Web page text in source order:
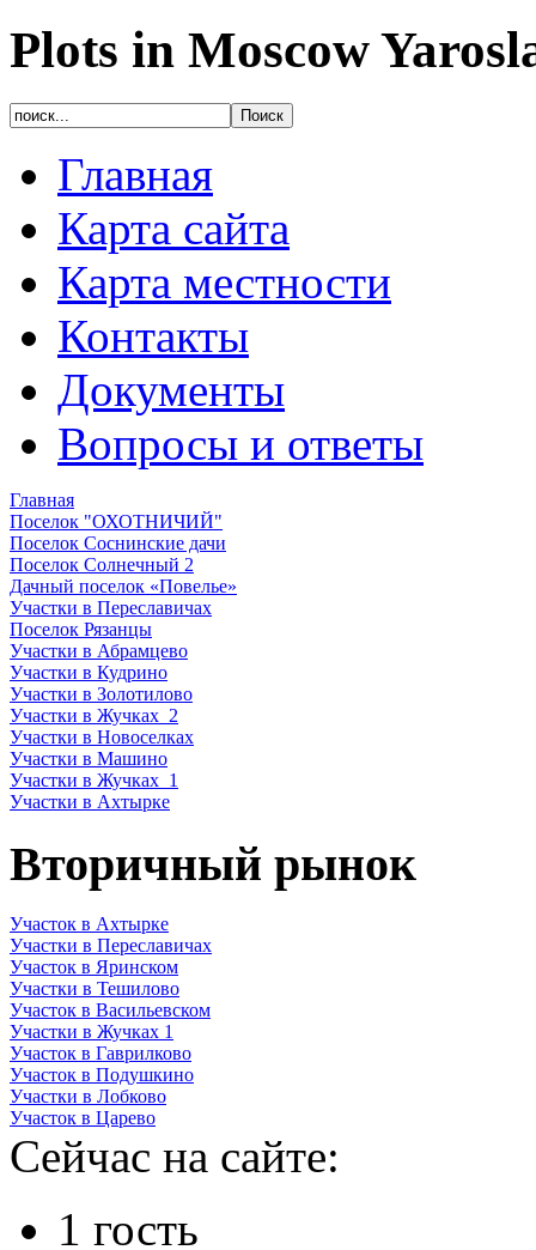
Plots in Moscow
Главная
Карта сайта
Карта местности
Контакты
Документы
Вопросы и ответы
Главная
Поселок "ОХОТНИЧИЙ"
Поселок Соснинские дачи
Поселок Солнечный 2
Дачный поселок «Повелье»
Участки в Переславичах
Поселок Рязанцы
Участки в Абрамцево
Участки в Кудрино
Участки в Золотилово
Участки в Жучках_2
Участки в Новоселках
Участки в Машино
Участки в Жучках_1
Участки в Ахтырке
Вторичный рынок
Участок в Ахтырке
Участки в Переславичах
Участок в Яринском
Участки в Тешилово
Участок в Васильевском
Участки в Жучках 1
Участок в Гаврилково
Участок в Подушкино
Участки в Лобково
Участок в Царево
Сейчас на сайте:
1 гость